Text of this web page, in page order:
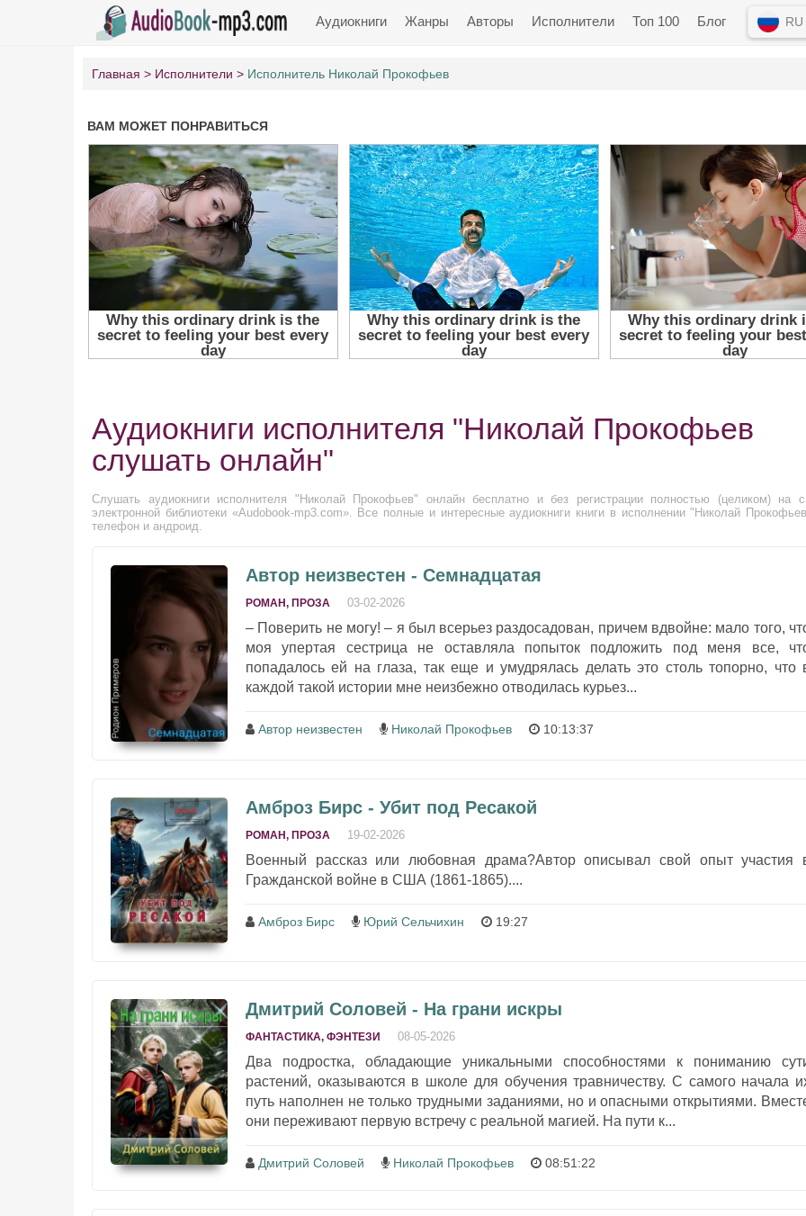
Аудиокниги Жанры Авторы Исполнители Топ 100 Блог RU
Главная Исполнители Исполнитель Николай Прокофьев
Аудиокниги исполнителя "Николай Прокофьев
слушать онлайн"
Слушать аудиокниги исполнителя "Николай Прокофьев" онлайн бесплатно и без регистрации полностью (целиком) на
электронной библиотеки «Audobook-mp3.com». Все полные и интересные аудиокниги книги в исполнении "Николай
телефон и андроид.
Автор неизвестен - Семнадцатая
РОМАН, ПРОЗА 03-02-2026
– Поверить не могу! – я был всерьез раздосадован, причем вдвойне: мало того,
моя упертая сестрица не оставляла попыток подложить под меня все,
попадалось ей на глаза, так еще и умудрялась делать это столь топорно, что
каждой такой истории мне неизбежно отводилась курьез...
Автор неизвестен Николай Прокофьев 10:13:37
Амброз Бирс - Убит под Ресакой
РОМАН, ПРОЗА 19-02-2026
Военный рассказ или любовная драма?Автор описывал свой опыт участия
Гражданской войне в США (1861-1865)....
Амброз Бирс Юрий Сельчихин 19:27
Дмитрий Соловей - На грани искры
ФАНТАСТИКА, ФЭНТЕЗИ 08-05-2026
Два подростка, обладающие уникальными способностями к пониманию
растений, оказываются в школе для обучения травничеству. С самого начала
путь наполнен не только трудными заданиями, но и опасными открытиями.
они переживают первую встречу с реальной магией. На пути к...
Дмитрий Соловей Николай Прокофьев 08:51:22